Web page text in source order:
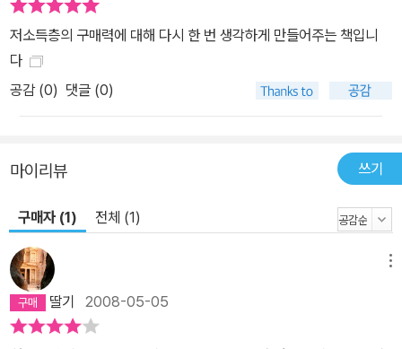
저소득층의 구매력에 대해 다시 한 번 생각하게 만들어주는 책입니
다
공감 (0) 댓글 (0)
마이리뷰 쓰기
구매자 (1) 전체 (1)
딸기 2008-05-05